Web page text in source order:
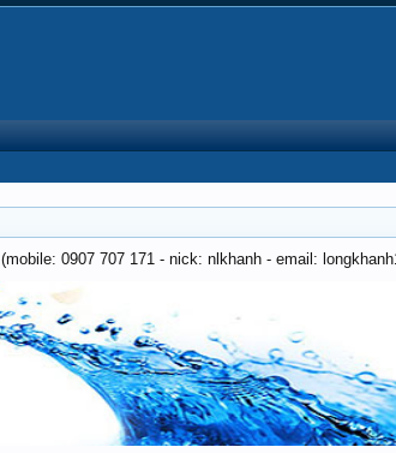
0907 707 171 - nick: nlkhanh - email: